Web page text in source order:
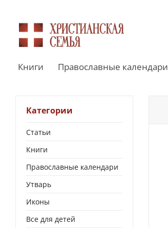
Книги Православные календари
Категории
Статьи
Книги
Православные календари
Утварь
Иконы
Все для детей